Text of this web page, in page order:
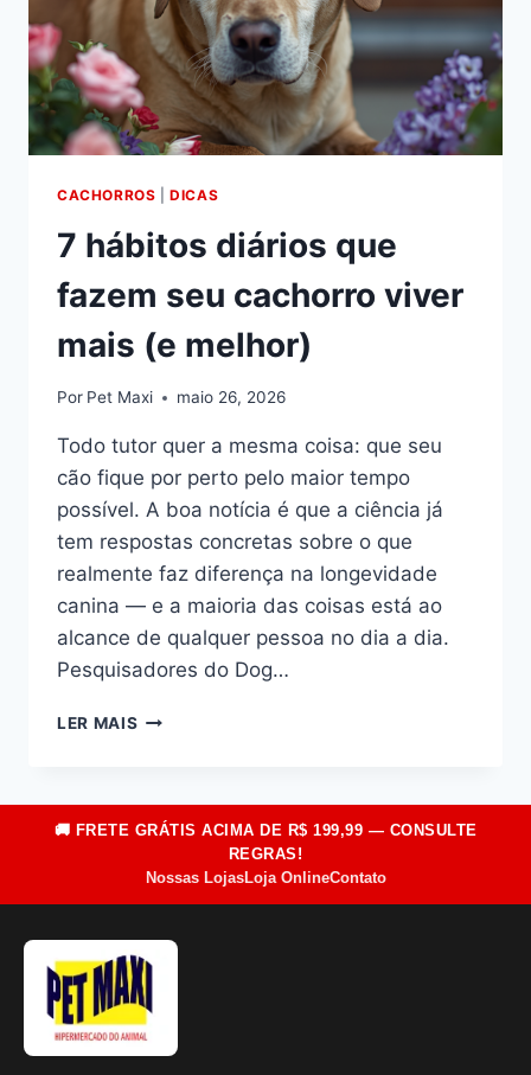
CACHORROS |DICAS
7 hábitos diários que
fazem seu cachorro viver
mais (e melhor)
Por Pet Maxi maio 26, 2026
Todo tutor quer a mesma coisa: que seu
cão fique por perto pelo maior tempo
possível. A boa notícia é que a ciência já
tem respostas concretas sobre o que
realmente faz diferença na longevidade
canina — e a maioria das coisas está ao
alcance de qualquer pessoa no dia a dia.
Pesquisadores do Dog…
LER MAIS
FAZEM
SEU
(E
MELHOR)
🚚 FRETE GRÁTIS ACIMA DE R$ 199,99 — CONSULTE
REGRAS!
Nossas LojasLoja OnlineContato